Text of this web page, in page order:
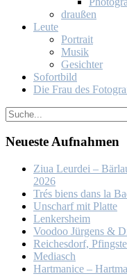
drau­ßen
Leu­te
Por­trait
Mu­sik
Ge­sich­ter
So­fort­bild
Die Frau des
Neu­es­te Auf­nah­men
Ziua Leur­dei –
2026
Trés biens dans la
Un­scharf mit Plat­te
Len­kers­heim
Voo­doo Jür­gens &
Rei­ches­dorf,
Me­dia­sch
Hart­ma­nice –